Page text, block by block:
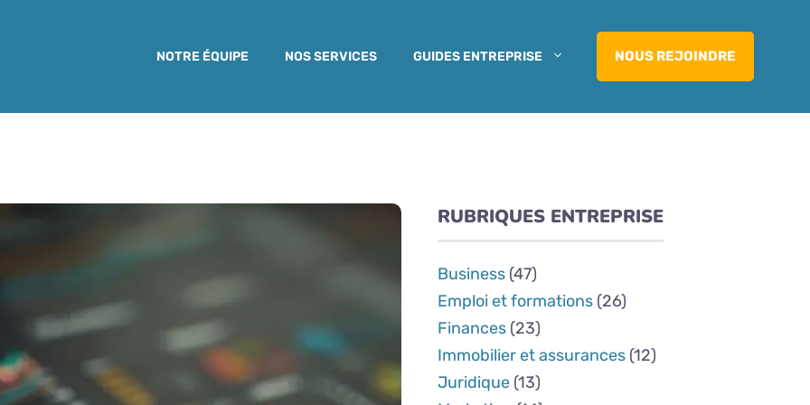
NOTRE ÉQUIPE NOS SERVICES GUIDES ENTREPRISE NOUS REJOINDRE
RUBRIQUES ENTREPRISE
Business (47)
Emploi et formations (26)
Finances (23)
Immobilier et assurances (12)
Juridique (13)